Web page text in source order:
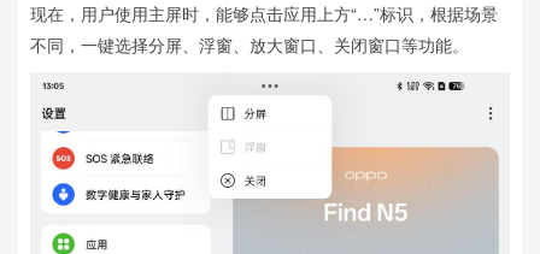
现在，用户使用主屏时，能够点击应用上方“…”标识，根据场景
不同，一键选择分屏、浮窗、放大窗口、关闭窗口等功能。